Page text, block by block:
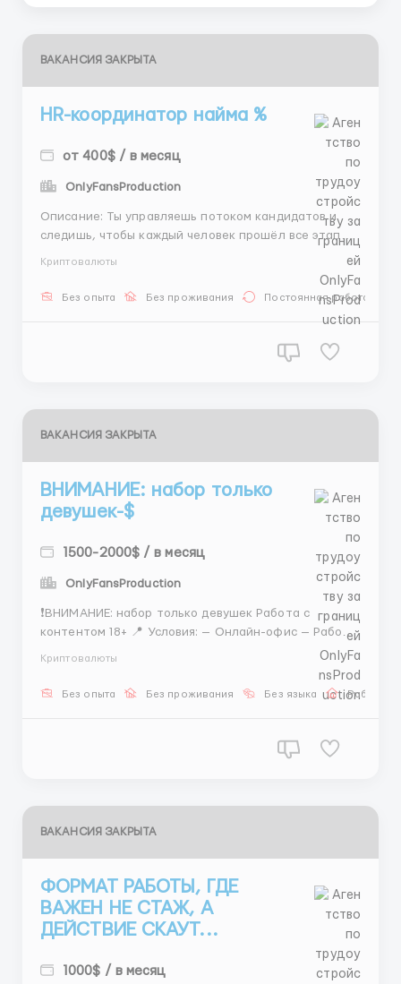
ВАКАНСИЯ ЗАКРЫТА
HR-координатор найма %
от 400$ / в месяц
OnlyFansProduction
Описание: Ты управляешь потоком кандидатов и
следишь, чтобы каждый человек прошёл все этапы
этапов и сопровождение до выхода в команду. 💰
400$ – 700$ 🎯 бонусы до 2000$ 📩 пишите @hrvlas
Криптовалюты
Без опыта Без проживания Постоянная работа
ВАКАНСИЯ ЗАКРЫТА
ВНИМАНИЕ: набор только
девушек-$
1500-2000$ / в месяц
OnlyFansProduction
❗️ВНИМАНИЕ: набор только девушек Работа с
контентом 18+ 📍 Условия: — Онлайн-офис — Работа
подходит ✔️ Только ПК/ноутбук ✔️ ОЗУ от 8 ГБ ✔️
Хороший интернет 🎓 Бесплатное обучение — 3 дня
Криптовалюты
Без опыта Без проживания Без языка Работа
ВАКАНСИЯ ЗАКРЫТА
ФОРМАТ РАБОТЫ, ГДЕ
ВАЖЕН НЕ СТАЖ, А
ДЕЙСТВИЕ СКАУТ...
1000$ / в месяц